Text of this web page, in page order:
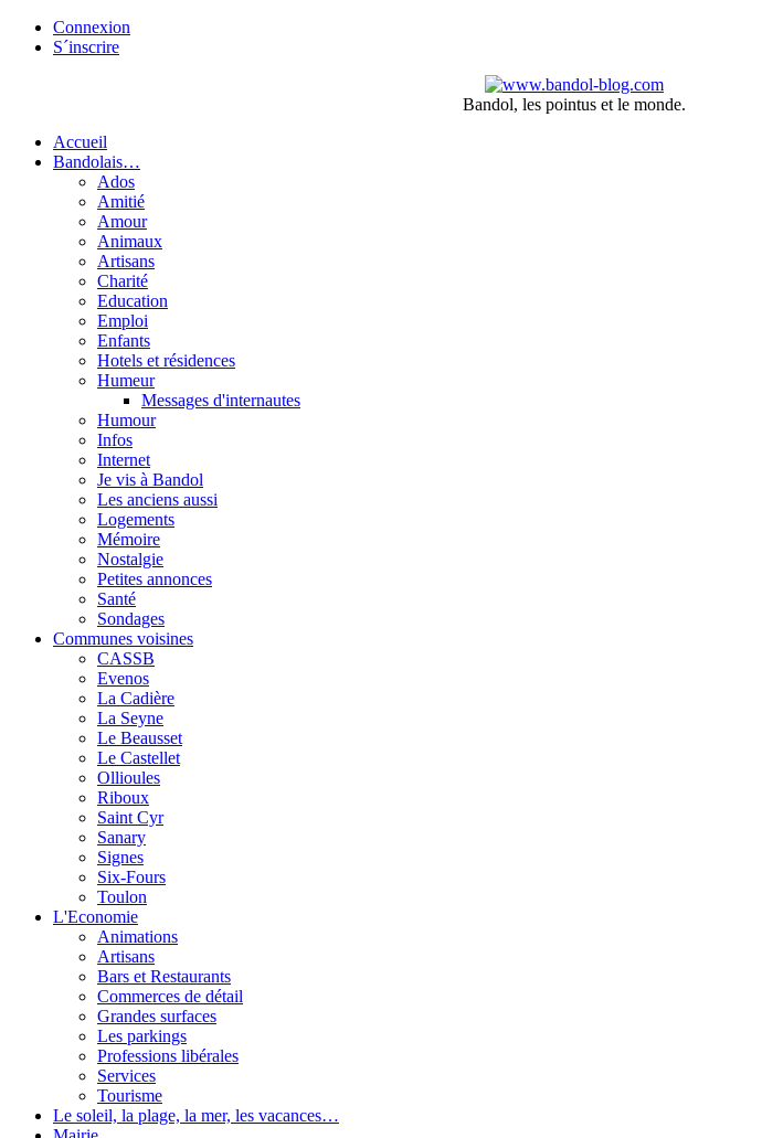
Connexion
S´inscrire
Bandol, les pointus et le monde.
Accueil
Bandolais…
Ados
Amitié
Amour
Animaux
Artisans
Charité
Education
Emploi
Enfants
Hotels et résidences
Humeur
Messages d'internautes
Humour
Infos
Internet
Je vis à Bandol
Les anciens aussi
Logements
Mémoire
Nostalgie
Petites annonces
Santé
Sondages
Communes voisines
CASSB
Evenos
La Cadière
La Seyne
Le Beausset
Le Castellet
Ollioules
Riboux
Saint Cyr
Sanary
Signes
Six-Fours
Toulon
L'Economie
Animations
Artisans
Bars et Restaurants
Commerces de détail
Grandes surfaces
Les parkings
Professions libérales
Services
Tourisme
Le soleil, la plage, la mer, les vacances…